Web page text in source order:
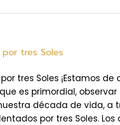
tres Soles
tres Soles ¡Estamos
es primordial,
década de vida, a
por tres Soles.